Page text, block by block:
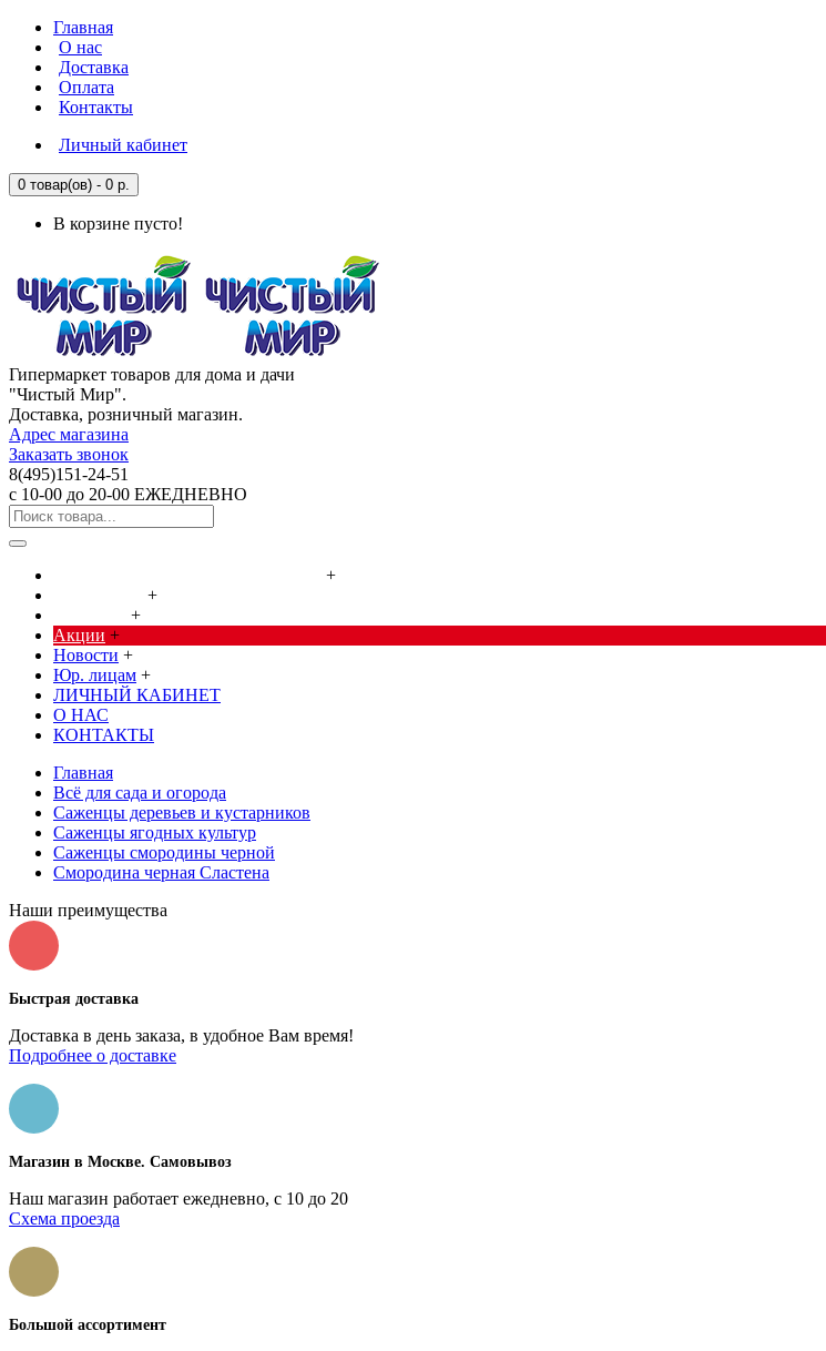
Главная
О нас
Доставка
Оплата
Контакты
Личный кабинет
0 товар(ов) - 0 р.
В корзине пусто!
Гипермаркет товаров для дома и дачи
"Чистый Мир".
Доставка, розничный магазин.
Адрес магазина
Заказать звонок
8(495)151-24-51
с 10-00 до 20-00 ЕЖЕДНЕВНО
+
+
+
Акции +
Новости +
Юр. лицам +
ЛИЧНЫЙ КАБИНЕТ
О НАС
КОНТАКТЫ
Главная
Всё для сада и огорода
Саженцы деревьев и кустарников
Саженцы ягодных культур
Саженцы смородины черной
Смородина черная Сластена
Наши преимущества
Быстрая доставка
Доставка в день заказа, в удобное Вам время!
Подробнее о доставке
Магазин в Москве. Самовывоз
Наш магазин работает ежедневно, с 10 до 20
Схема проезда
Большой ассортимент